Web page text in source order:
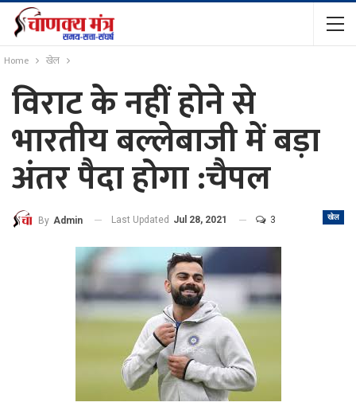
Home खेल
विराट के नहीं होने से
भारतीय बल्लेबाजी में बड़ा
अंतर पैदा होगा :चैपल
खेल
By Admin Last Updated Jul 28, 2021 3